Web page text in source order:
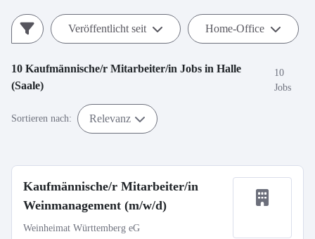
Veröffentlicht seit Home-Office
10 Kaufmännische/r Mitarbeiter/in Jobs in Halle
(Saale)
10
Jobs
Sortieren nach: Relevanz
Kaufmännische/r Mitarbeiter/in
Weinmanagement (m/w/d)
Weinheimat Württemberg eG